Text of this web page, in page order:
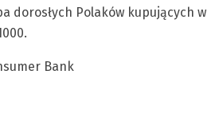
dorosłych Polaków kupujących w
Bank